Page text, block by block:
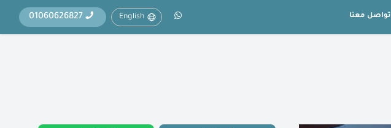
تواصل معنا English
01060626827